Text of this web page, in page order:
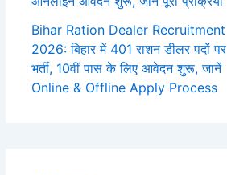
Bihar Ration Dealer Recruitment
2026: बिहार में 401 राशन डीलर पदों पर
भर्ती, 10वीं पास के लिए आवेदन शुरू, जानें
Online & Offline Apply Process